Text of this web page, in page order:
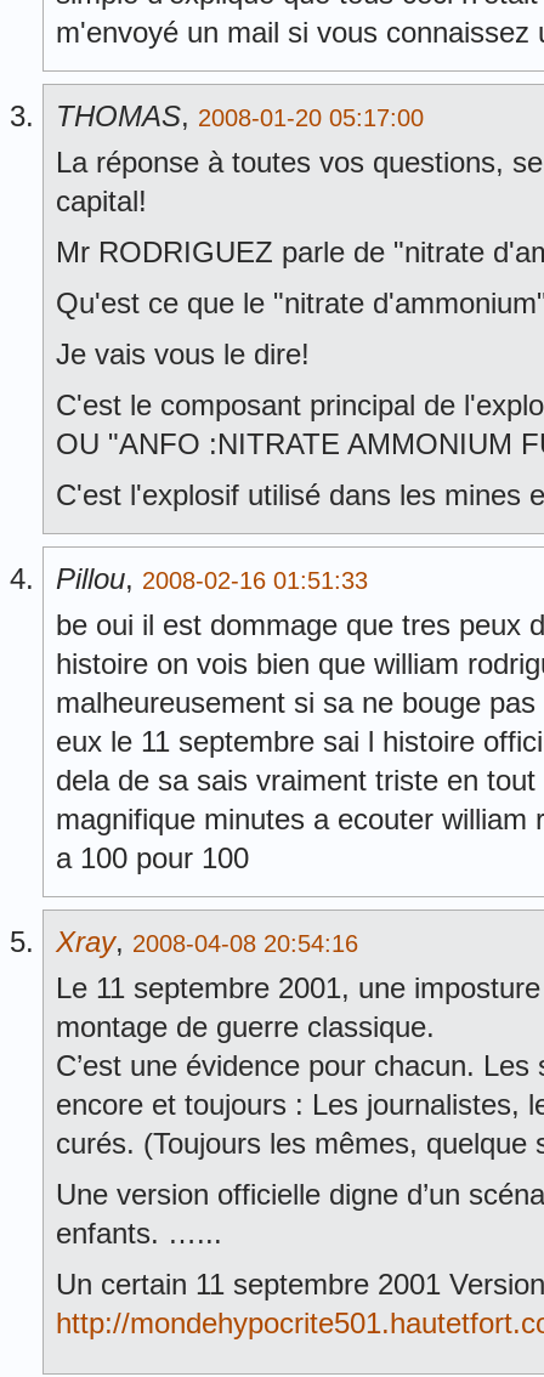
m'envoyé un mail si vous connaissez
THOMAS, 2008-01-20 05:17:00
La réponse à toutes vos questions,
capital!
Mr RODRIGUEZ parle de "nitrate
Qu'est ce que le "nitrate
Je vais vous le dire!
C'est le composant principal de
OU "ANFO :NITRATE AMMONIUM
C'est l'explosif utilisé dans les mines
Pillou, 2008-02-16 01:51:33
be oui il est dommage que tres peux
histoire on vois bien que william
malheureusement si sa ne bouge
eux le 11 septembre sai l histoire
dela de sa sais vraiment triste en
magnifique minutes a ecouter
a 100 pour 100
Xray, 2008-04-08 20:54:16
Le 11 septembre 2001, une
montage de guerre classique.
C’est une évidence pour chacun.
encore et toujours : Les journalistes,
curés. (Toujours les mêmes, quelque
Une version officielle digne d’un
enfants. …...
Un certain 11 septembre 2001
http://